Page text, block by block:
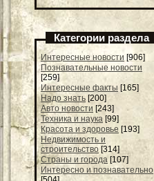
Категории раздела
Интересные новости [906]
Познавательные новости
[259]
Интересные факты [165]
Надо знать [200]
Авто новости [243]
Техника и наука [99]
Красота и здоровье [193]
Недвижимость и
строительство [314]
Страны и города [107]
Интересно и познавательно